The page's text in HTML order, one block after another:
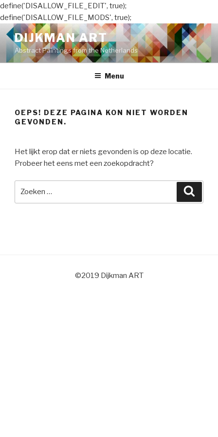
define('DISALLOW_FILE_EDIT', true);
define('DISALLOW_FILE_MODS', true);
Naar
de
inhoud
springen
DIJKMAN ART
Abstract Paintings from the Netherlands
Menu
OEPS! DEZE PAGINA KON NIET WORDEN
GEVONDEN.
Het lijkt erop dat er niets gevonden is op deze locatie.
Probeer het eens met een zoekopdracht?
©2019 Dijkman ART